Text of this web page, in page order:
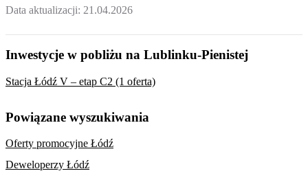
Data aktualizacji: 21.04.2026
Inwestycje w pobliżu na Lublinku-Pienistej
Stacja Łódź V – etap C2 (1 oferta)
Powiązane wyszukiwania
Oferty promocyjne Łódź
Deweloperzy Łódź